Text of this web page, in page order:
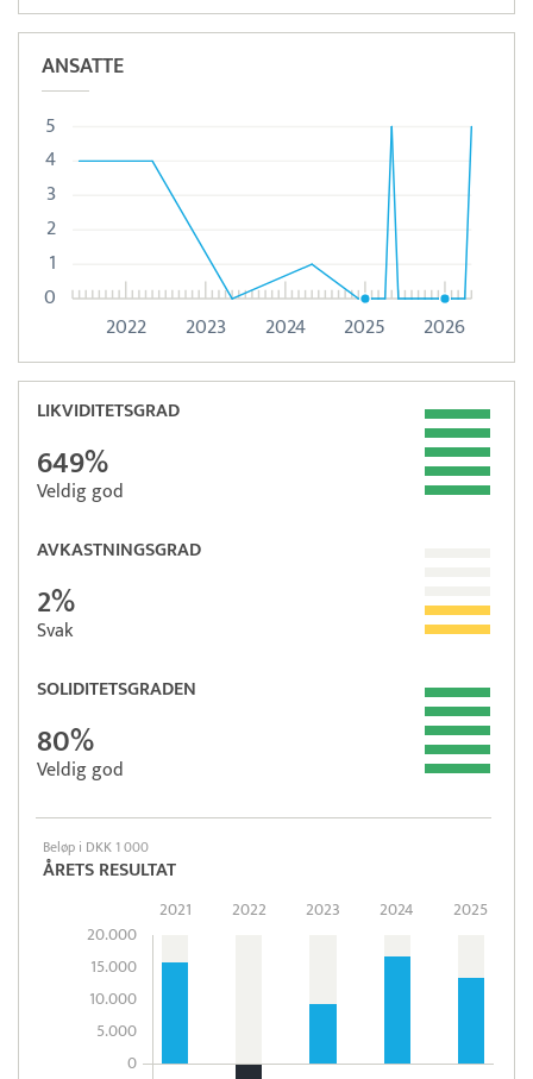
ANSATTE
2022 2023 2024 2025 2026
0
1
2
3
4
5
LIKVIDITETSGRAD
649%
Veldig god
AVKASTNINGSGRAD
2%
Svak
SOLIDITETSGRADEN
80%
Veldig god
Beløp i DKK 1 000
ÅRETS RESULTAT
20.000
15.000
10.000
5.000
0
2021 2022 2023 2024 2025